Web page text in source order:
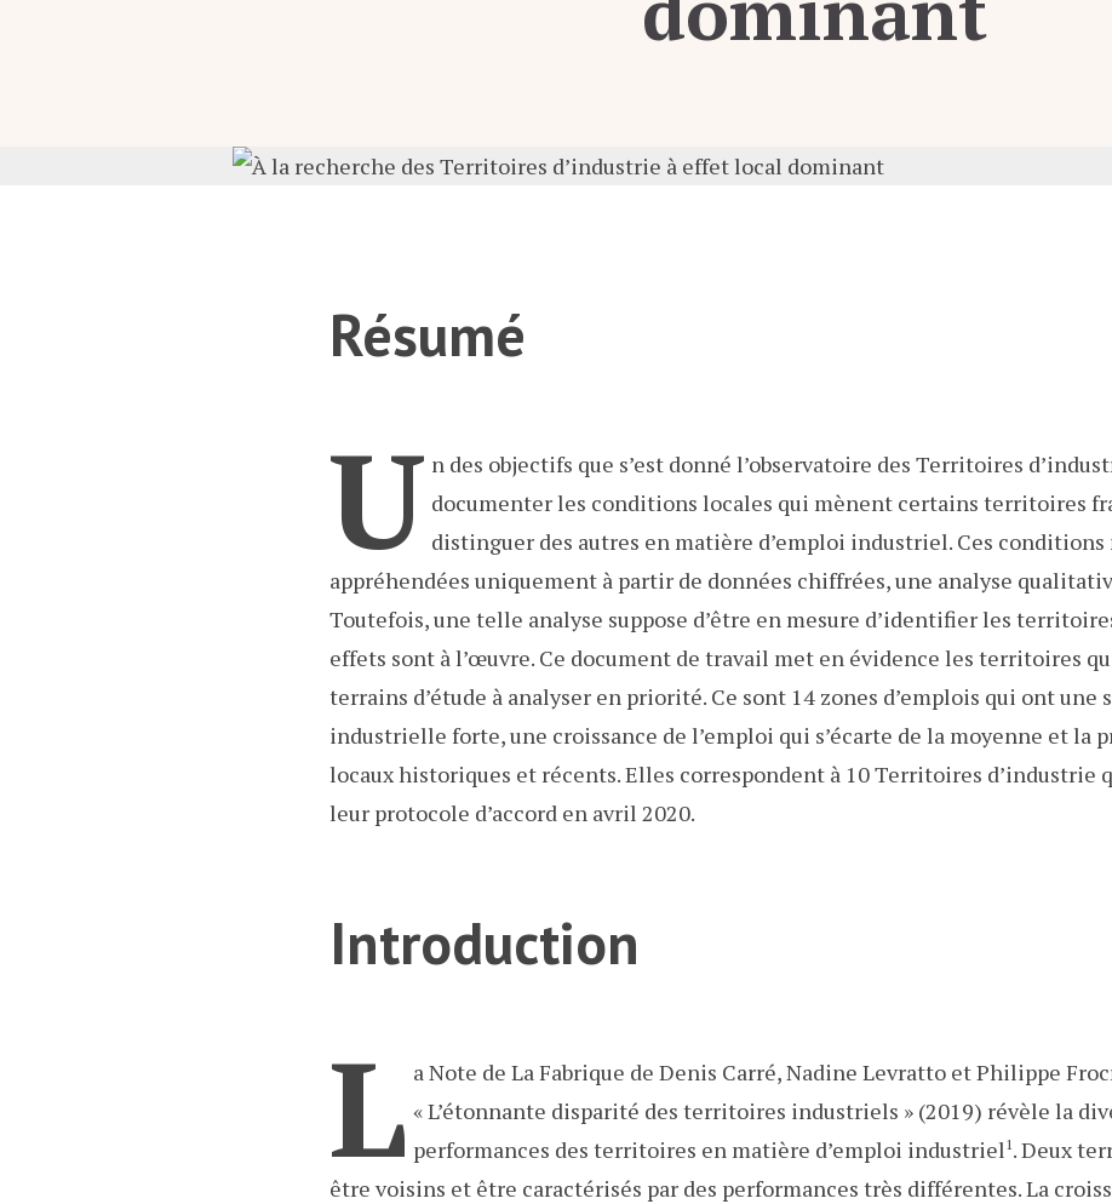
Résumé
U n des objectifs que s’est donné l’observatoire des Territoires
documenter les conditions locales qui mènent certains territoires
distinguer des autres en matière d’emploi industriel. Ces conditions
appréhendées uniquement à partir de données chiffrées, une analyse
Toutefois, une telle analyse suppose d’être en mesure d’identifier les
effets sont à l’œuvre. Ce document de travail met en évidence les territoires
terrains d’étude à analyser en priorité. Ce sont 14 zones d’emplois qui ont une
industrielle forte, une croissance de l’emploi qui s’écarte de la moyenne et la
locaux historiques et récents. Elles correspondent à 10 Territoires d’industrie
leur protocole d’accord en avril 2020.
Introduction
L a Note de La Fabrique de Denis Carré, Nadine Levratto et Philippe
« L’étonnante disparité des territoires industriels » (2019) révèle la
performances des territoires en matière d’emploi industriel1. Deux
être voisins et être caractérisés par des performances très différentes. La